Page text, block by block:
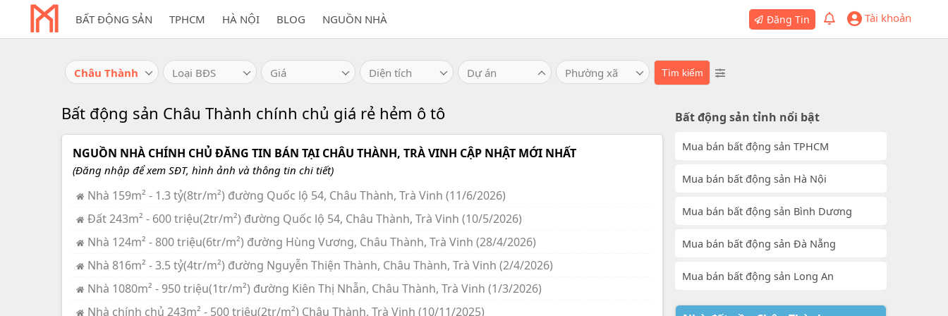
BẤT ĐỘNG SẢN TPHCM HÀ NỘI BLOG NGUỒN NHÀ Đăng Tin Tài khoản
Châu Thành Loại BĐS Giá Diện tích Dự án Phường xã
Bất động sản Châu Thành chính chủ giá rẻ hẻm ô tô
NGUỒN NHÀ CHÍNH CHỦ ĐĂNG TIN BÁN TẠI CHÂU THÀNH, TRÀ VINH CẬP NHẬT MỚI NHẤT
(Đăng nhập để xem SĐT, hình ảnh và thông tin chi tiết)
Nhà 159m² - 1.3 tỷ(8tr/m²) đường Quốc lộ 54, Châu Thành, Trà Vinh (11/6/2026)
Đất 243m² - 600 triệu(2tr/m²) đường Quốc lộ 54, Châu Thành, Trà Vinh (10/5/2026)
Nhà 124m² - 800 triệu(6tr/m²) đường Hùng Vương, Châu Thành, Trà Vinh (28/4/2026)
Nhà 816m² - 3.5 tỷ(4tr/m²) đường Nguyễn Thiện Thành, Châu Thành, Trà Vinh (2/4/2026)
Nhà 1080m² - 950 triệu(1tr/m²) đường Kiên Thị Nhẫn, Châu Thành, Trà Vinh (1/3/2026)
Nhà chính chủ 243m² - 500 triệu(2tr/m²) Châu Thành, Trà Vinh (10/11/2025)
Bất động sản tỉnh nổi bật
Mua bán bất động sản TPHCM
Mua bán bất động sản Hà Nội
Mua bán bất động sản Bình Dương
Mua bán bất động sản Đà Nẵng
Mua bán bất động sản Long An